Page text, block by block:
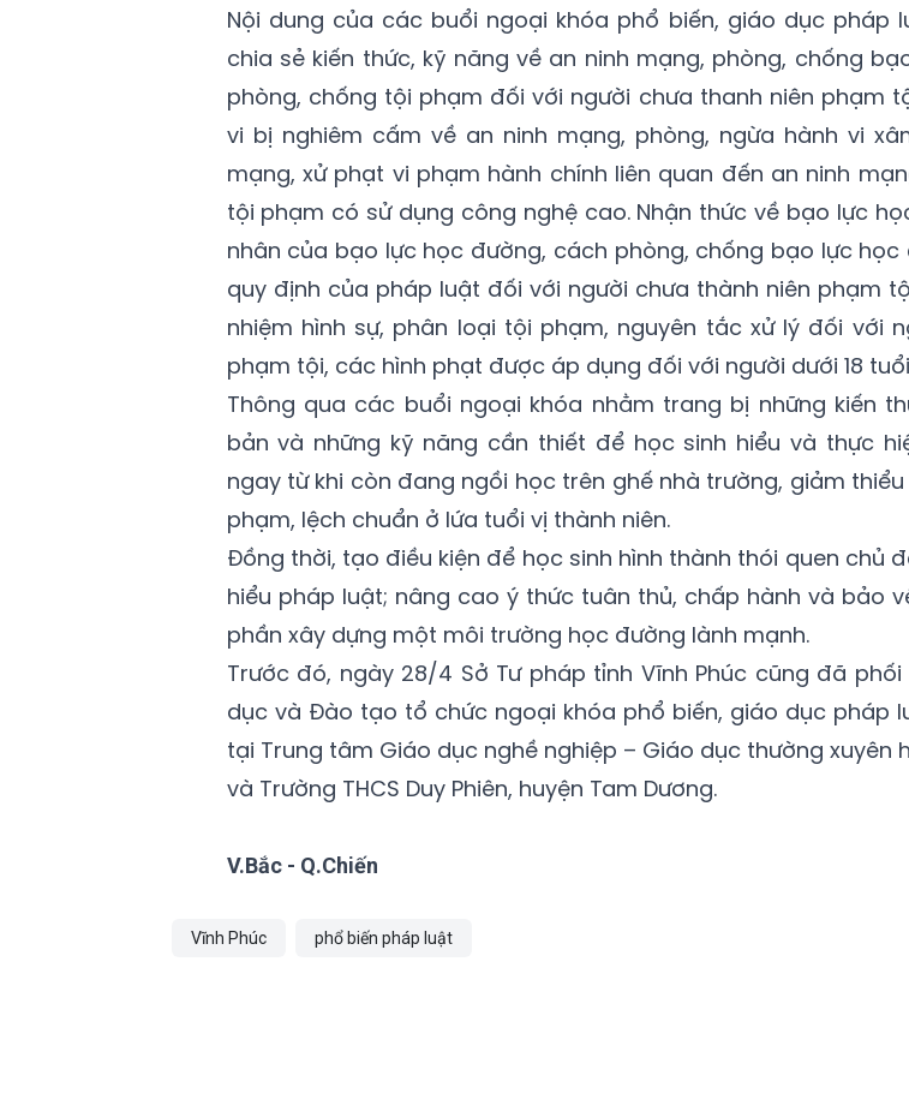
Nội dung của các buổi ngoại khóa phổ biến, giáo dục pháp
chia sẻ kiến thức, kỹ năng về an ninh mạng, phòng, chống
phòng, chống tội phạm đối với người chưa thanh niên phạm
vi bị nghiêm cấm về an ninh mạng, phòng, ngừa hành vi
mạng, xử phạt vi phạm hành chính liên quan đến an ninh
tội phạm có sử dụng công nghệ cao. Nhận thức về bạo lực
nhân của bạo lực học đường, cách phòng, chống bạo lực học
quy định của pháp luật đối với người chưa thành niên phạm
nhiệm hình sự, phân loại tội phạm, nguyên tắc xử lý đối với
phạm tội, các hình phạt được áp dụng đối với người dưới 18
Thông qua các buổi ngoại khóa nhằm trang bị những kiến
bản và những kỹ năng cần thiết để học sinh hiểu và thực
ngay từ khi còn đang ngồi học trên ghế nhà trường, giảm thiểu
phạm, lệch chuẩn ở lứa tuổi vị thành niên.
Đồng thời, tạo điều kiện để học sinh hình thành thói quen chủ
hiểu pháp luật; nâng cao ý thức tuân thủ, chấp hành và bảo
phần xây dựng một môi trường học đường lành mạnh.
Trước đó, ngày 28/4 Sở Tư pháp tỉnh Vĩnh Phúc cũng đã
dục và Đào tạo tổ chức ngoại khóa phổ biến, giáo dục pháp
tại Trung tâm Giáo dục nghề nghiệp – Giáo dục thường xuyên
và Trường THCS Duy Phiên, huyện Tam Dương.
V.Bắc - Q.Chiến
Vĩnh Phúc phổ biến pháp luật